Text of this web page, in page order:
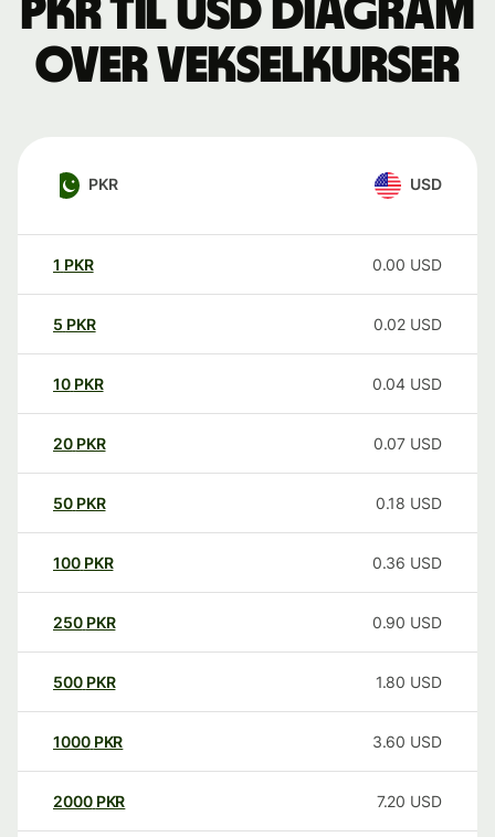
PKR til USD Diagram
over vekselkurser
PKR USD
1 PKR 0.00 USD
5 PKR 0.02 USD
10 PKR 0.04 USD
20 PKR 0.07 USD
50 PKR 0.18 USD
100 PKR 0.36 USD
250 PKR 0.90 USD
500 PKR 1.80 USD
1000 PKR 3.60 USD
2000 PKR 7.20 USD